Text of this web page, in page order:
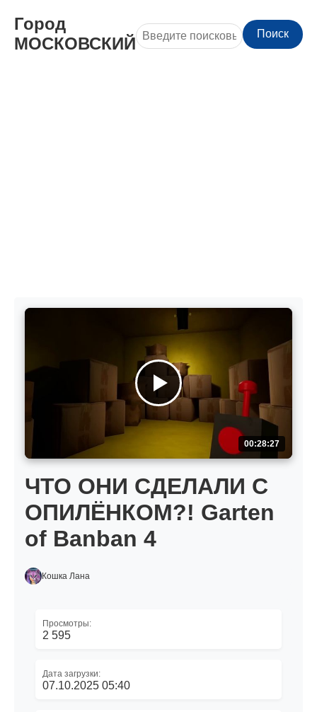
Город
МОСКОВСКИЙ
Поиск
00:28:27
ЧТО ОНИ СДЕЛАЛИ С
ОПИЛЁНКОМ?! Garten
of Banban 4
Кошка Лана
Просмотры:
2 595
Дата загрузки:
07.10.2025 05:40